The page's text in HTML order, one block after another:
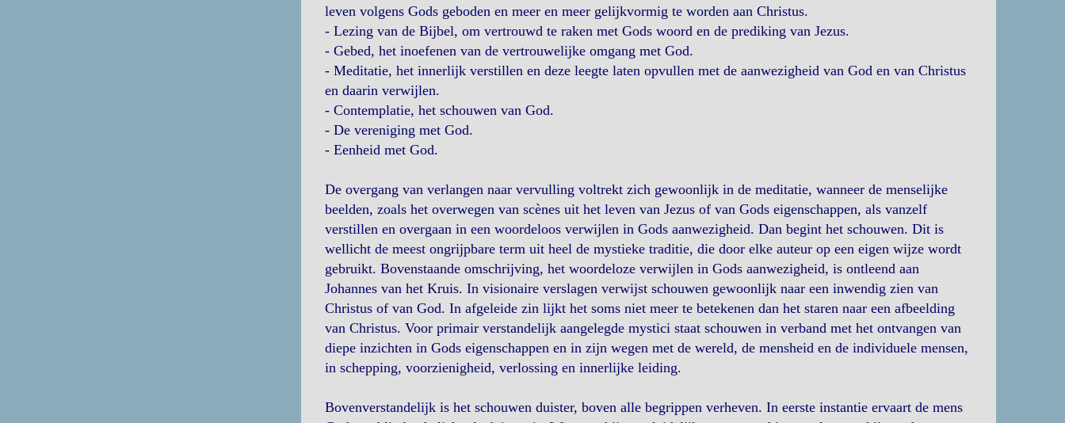
leven volgens Gods geboden en meer en meer gelijkvormig te worden aan Christus.
- Lezing van de Bijbel, om vertrouwd te raken met Gods woord en de prediking van Jezus.
- Gebed, het inoefenen van de vertrouwelijke omgang met God.
- Meditatie, het innerlijk verstillen en deze leegte laten opvullen met de aanwezigheid van God en van Christus
en daarin verwijlen.
- Contemplatie, het schouwen van God.
- De vereniging met God.
- Eenheid met God.
De overgang van verlangen naar vervulling voltrekt zich gewoonlijk in de meditatie, wanneer de menselijke
beelden, zoals het overwegen van scènes uit het leven van Jezus of van Gods eigenschappen, als vanzelf
verstillen en overgaan in een woordeloos verwijlen in Gods aanwezigheid. Dan begint het schouwen. Dit is
wellicht de meest ongrijpbare term uit heel de mystieke traditie, die door elke auteur op een eigen wijze wordt
gebruikt. Bovenstaande omschrijving, het woordeloze verwijlen in Gods aanwezigheid, is ontleend aan
Johannes van het Kruis. In visionaire verslagen verwijst schouwen gewoonlijk naar een inwendig zien van
Christus of van God. In afgeleide zin lijkt het soms niet meer te betekenen dan het staren naar een afbeelding
van Christus. Voor primair verstandelijk aangelegde mystici staat schouwen in verband met het ontvangen van
diepe inzichten in Gods eigenschappen en in zijn wegen met de wereld, de mensheid en de individuele mensen,
in schepping, voorzienigheid, verlossing en innerlijke leiding.
Bovenverstandelijk is het schouwen duister, boven alle begrippen verheven. In eerste instantie ervaart de mens